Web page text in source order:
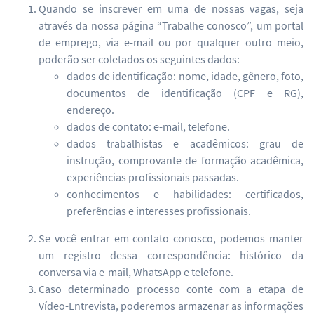
Quando se inscrever em uma de nossas vagas, seja
através da nossa página “Trabalhe conosco”, um portal
de emprego, via e-mail ou por qualquer outro meio,
poderão ser coletados os seguintes dados:
dados de identificação: nome, idade, gênero, foto,
documentos de identificação (CPF e RG),
endereço.
dados de contato: e-mail, telefone.
dados trabalhistas e acadêmicos: grau de
instrução, comprovante de formação acadêmica,
experiências profissionais passadas.
conhecimentos e habilidades: certificados,
preferências e interesses profissionais.
Se você entrar em contato conosco, podemos manter
um registro dessa correspondência: histórico da
conversa via e-mail, WhatsApp e telefone.
Caso determinado processo conte com a etapa de
Vídeo-Entrevista, poderemos armazenar as informações